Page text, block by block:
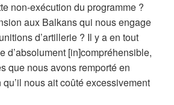
non-exécution du programme ?
aux Balkans qui nous engage
d’artillerie ? Il y a en tout
d’absolument [in]compréhensible,
que nous avons remporté en
nous ait coûté excessivement